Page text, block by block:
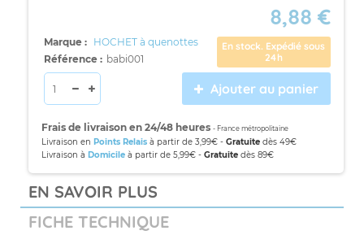
8,88 €
Marque : HOCHET à quenottes
Référence : babi001
En stock. Expédié sous
24h
Ajouter au panier
Frais de livraison en 24/48 heures - France métropolitaine
Livraison en Points Relaisà partir de 3,99€ - Gratuitedès 49€
Livraison à Domicileà partir de 5,99€ - Gratuitedès 89€
EN SAVOIR PLUS
FICHE TECHNIQUE